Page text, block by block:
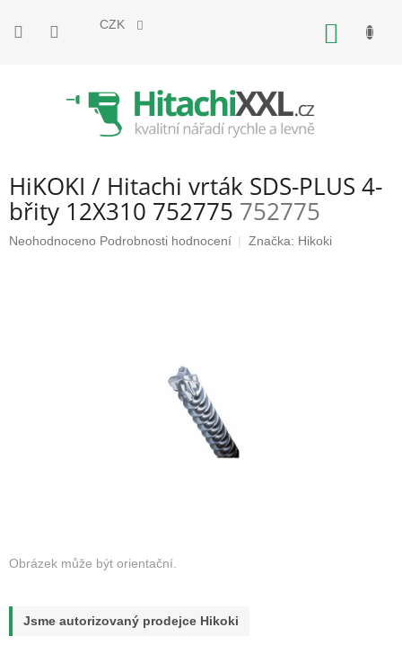
obsah
CZK
HiKOKI / Hitachi vrták SDS-PLUS 4-
břity 12X310 752775 752775
Průměrné
Neohodnoceno Podrobnosti hodnocení Značka: Hikoki
Jsme autorizovaný prodejce Hikoki